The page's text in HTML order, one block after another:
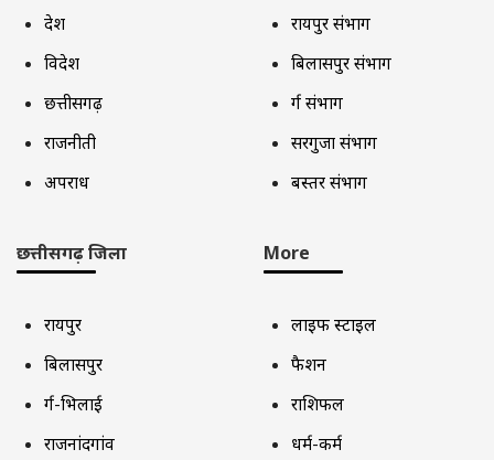
देश
विदेश
छत्तीसगढ़
राजनीती
अपराध
रायपुर संभाग
बिलासपुर संभाग
दुर्ग संभाग
सरगुजा संभाग
बस्तर संभाग
छत्तीसगढ़ जिला
रायपुर
बिलासपुर
दुर्ग-भिलाई
राजनांदगांव
More
लाइफ स्टाइल
फैशन
राशिफल
धर्म-कर्म